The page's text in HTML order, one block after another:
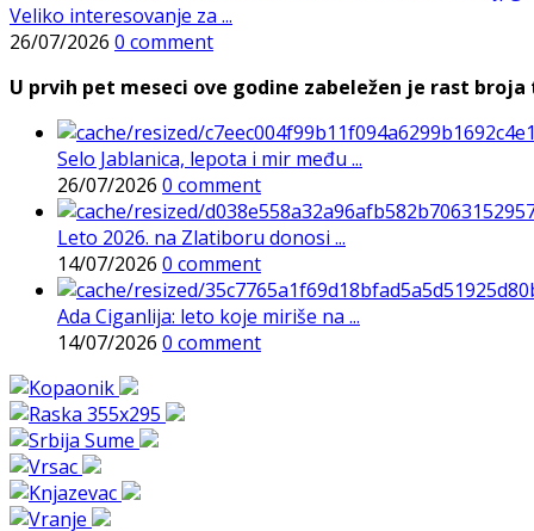
Veliko interesovanje za ...
26/07/2026 0 comment
U prvih pet meseci ove godine zabeležen je rast
Selo Jablanica, lepota i mir među ...
26/07/2026 0 comment
Leto 2026. na Zlatiboru donosi ...
14/07/2026 0 comment
Ada Ciganlija: leto koje miriše na ...
14/07/2026 0 comment